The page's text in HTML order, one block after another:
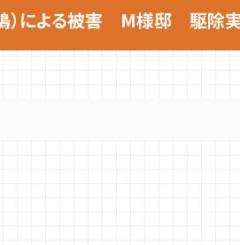
）による被害 M様邸 駆除